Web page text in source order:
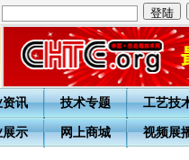
资讯 技术专题 工艺技
展示 网上商城 视频展